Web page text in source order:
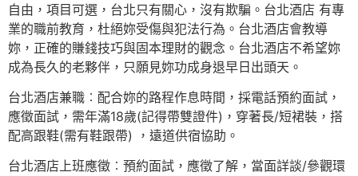
自由，項目可選，台北只有關心，沒有欺騙。台北酒店 有專
業的職前教育，杜絕妳受傷與犯法行為。台北酒店會教導
妳，正確的賺錢技巧與固本理財的觀念。台北酒店不希望妳
成為長久的老夥伴，只願見妳功成身退早日出頭天。
台北酒店兼職︰配合妳的路程作息時間，採電話預約面試，
應徵面試，需年滿18歲(記得帶雙證件)，穿著長/短裙裝，搭
配高跟鞋(需有鞋跟帶) ，遠道供宿協助。
台北酒店上班應徵︰預約面試，應徵了解，當面詳談/參觀環